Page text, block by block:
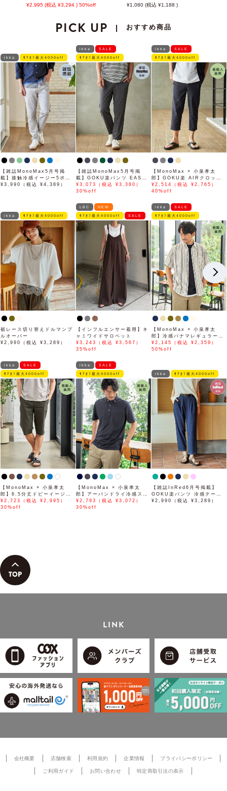
2,995
3,294 50%off
1,080
1,188
PICK UP | おすすめ商品
ikka ﾓｱｵﾌ最大4000off
【雑誌MonoMax5月号掲
載】接触冷感イージー5ポケ
ット
¥3,990（税込 ¥4,389）
ikka SALE
ﾓｱｵﾌ最大4000off
【雑誌MonoMax5月号掲
載】GOKU楽パンツ EASY
STRETCH 冷感アンクル
【接触冷感】「小泉孝太郎さ
¥3,073（税込 ¥3,380）
30%off
ikka SALE
ﾓｱｵﾌ最大4000off
【MonoMax × 小泉孝太
郎】GOKU楽 AIRクロップ
ドパンツ「小泉孝太郎さん着
用モデル」
¥2,514（税込 ¥2,765）
40%off
ikka ﾓｱｵﾌ最大4000off
裾レース切り替えドルマンプ
ルオーバー
¥2,990（税込 ¥3,289）
LBC NEW
ﾓｱｵﾌ最大4000off SALE
【インフルエンサー着用】キ
ャミワイドサロペット
¥3,243（税込 ¥3,567）
35%off
ikka SALE
ﾓｱｵﾌ最大4000off
【MonoMax × 小泉孝太
郎】冷感パナマレギュラーカ
ラー半袖シャツ「小泉孝太郎
さん着用モデル」
¥2,145（税込 ¥2,359）
50%off
ikka SALE
ﾓｱｵﾌ最大4000off
【MonoMax × 小泉孝太
郎】6.5分丈ドビーイージー
ハーフパンツ「小泉孝太郎さ
ん着用モデル」
¥2,723（税込 ¥2,995）
30%off
ikka SALE
ﾓｱｵﾌ最大4000off
【MonoMax × 小泉孝太
郎】アーバンドライ冷感スイ
スボタンダウンポロシャツ
「小泉孝太郎さん着用モデ
¥2,793（税込 ¥3,072）
30%off
ikka ﾓｱｵﾌ最大4000off
【雑誌InRed6月号掲載】
GOKU楽パンツ 冷感テーパ
ード【接触冷感】
¥2,990（税込 ¥3,289）
LINK
会社概要 店舗検索 利用規約 企業情報 プライバシーポリシー
ご利用ガイド お問い合わせ 特定商取引法の表示